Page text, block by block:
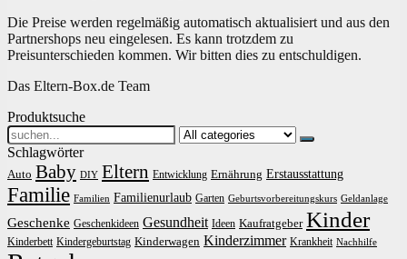
Die Preise werden regelmäßig automatisch aktualisiert und aus den
Partnershops neu eingelesen. Es kann trotzdem zu
Preisunterschieden kommen. Wir bitten dies zu entschuldigen.
Das Eltern-Box.de Team
Produktsuche
Search
for:
Schlagwörter
Auto Baby DIY Eltern Entwicklung Ernährung Erstausstattung
Familie Familien Familienurlaub Garten Geburtsvorbereitungskurs Geldanlage
Geschenke Geschenkideen Gesundheit Ideen Kaufratgeber Kinder
Kinderbett Kindergeburtstag Kinderwagen Kinderzimmer Krankheit Nachhilfe